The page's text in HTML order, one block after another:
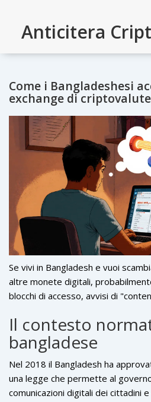
Anticitera
Come i Bangladeshesi
exchange di criptovalute
Se vivi in Bangladesh e vuoi
altre monete digitali,
blocchi di accesso, avvisi di
clienti dal tuo paese. La risposta
rete privata virtuale che cripta il
assegna un indirizzo IP in un altro
restrizioni geografiche e censura.
spiegheremo perché leexchange
online dove è possibile comprare,
Il contesto
bangladese
Nel 2018 il Bangladesh ha
una legge che permette al
comunicazioni digitali dei cittadini